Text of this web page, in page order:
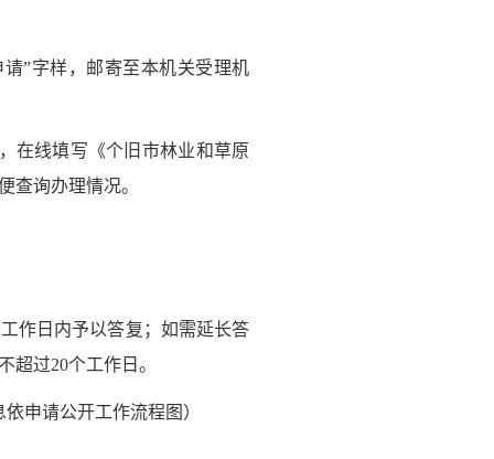
”字样，邮寄至本机关受理机
在线填写《个旧市林业和草原
查询办理情况。
作日内予以答复；如需延长答
过20个工作日。
申请公开工作流程图）